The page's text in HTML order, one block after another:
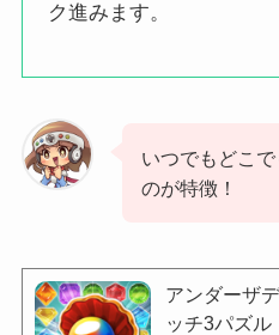
ク進みます。
いつでもどこ
のが特徴！
アンダーザ
ッチ3パズル